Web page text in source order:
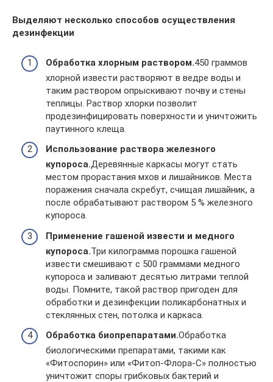
Выделяют несколько способов осуществления
дезинфекции
Обработка хлорным раствором.450 граммов
хлорной извести растворяют в ведре воды и
таким раствором опрыскивают почву и стены
теплицы. Раствор хлорки позволит
продезинфицировать поверхности и уничтожить
паутинного клеща.
Использование раствора железного
купороса.Деревянные каркасы могут стать
местом прорастания мхов и лишайников. Места
поражения сначала скребут, счищая лишайник, а
после обрабатывают раствором 5 % железного
купороса.
Применение гашеной извести и медного
купороса.Три килограмма порошка гашеной
извести смешивают с 500 граммами медного
купороса и заливают десятью литрами теплой
воды. Помните, такой раствор пригоден для
обработки и дезинфекции поликарбонатных и
стеклянных стен, потолка и каркаса.
Обработка биопрепаратами.Обработка
биологическими препаратами, такими как
«Фитоспорин» или «Фитоп-Флора-С» полностью
уничтожит споры грибковых бактерий и